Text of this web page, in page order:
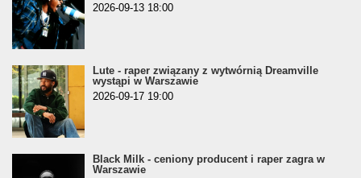
2026-09-13 18:00
Lute - raper związany z wytwórnią Dreamville
wystąpi w Warszawie
2026-09-17 19:00
Black Milk - ceniony producent i raper zagra w
Warszawie